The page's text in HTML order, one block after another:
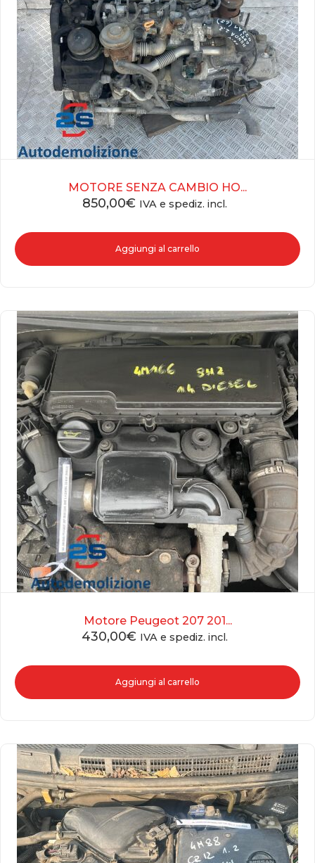
MOTORE SENZA CAMBIO HO...
850,00€ IVA e spediz. incl.
Aggiungi al carrello
Motore Peugeot 207 201...
430,00€ IVA e spediz. incl.
Aggiungi al carrello